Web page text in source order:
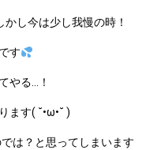
し今は少し我慢の時！
す
やる…！
ます( ˘•ω•˘ )
は？と思ってしまいます